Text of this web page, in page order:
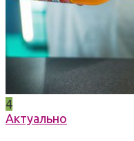
4
Актуально